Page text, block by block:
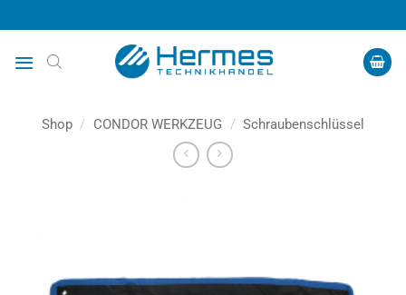
Inhalt
springen
Shop / CONDOR WERKZEUG / Schraubenschlüssel